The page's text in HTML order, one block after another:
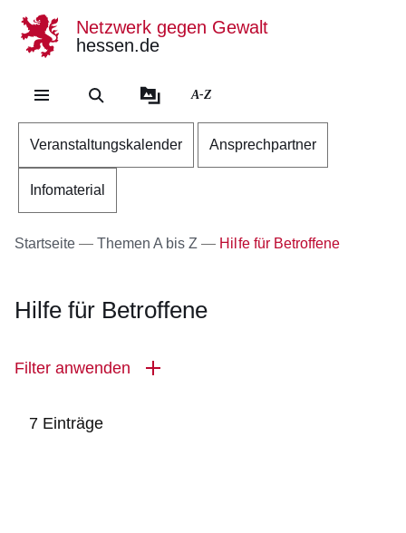
Netzwerk gegen Gewalt
hessen.de
A-Z
Veranstaltungskalender Ansprechpartner
Infomaterial
Startseite Themen A bis Z Hilfe für Betroffene
Hilfe für Betroffene
Filter anwenden
7 Einträge